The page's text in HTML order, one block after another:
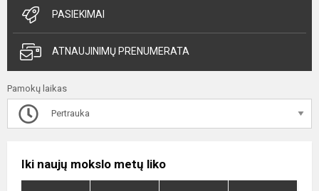
PASIEKIMAI
ATNAUJINIMŲ PRENUMERATA
Pamokų laikas
Pertrauka
Iki naujų mokslo metų liko